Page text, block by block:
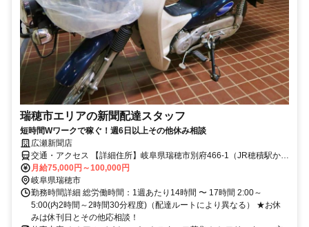
瑞穂市エリアの新聞配達スタッフ
短時間Wワークで稼ぐ！週6日以上その他休み相談
広瀬新聞店
交通・アクセス 【詳細住所】岐阜県瑞穂市別府466-1（JR穂積駅から
徒歩4分※車通勤可）
月給75,000円～100,000円
岐阜県瑞穂市
勤務時間詳細 総労働時間：1週あたり14時間 〜 17時間 2:00～
5:00(内2時間～2時間30分程度)（配達ルートにより異なる） ★お休
みは休刊日とその他応相談！